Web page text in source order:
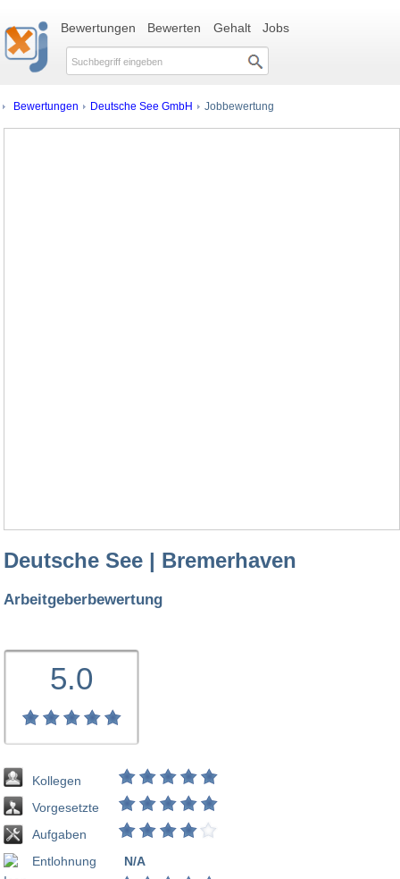
Bewertungen Bewerten Gehalt Jobs
Bewertungen Deutsche See GmbH Jobbewertung
Deutsche See | Bremerhaven
Arbeitgeberbewertung
5.0
Kollegen
Vorgesetzte
Aufgaben
Entlohnung
N/A